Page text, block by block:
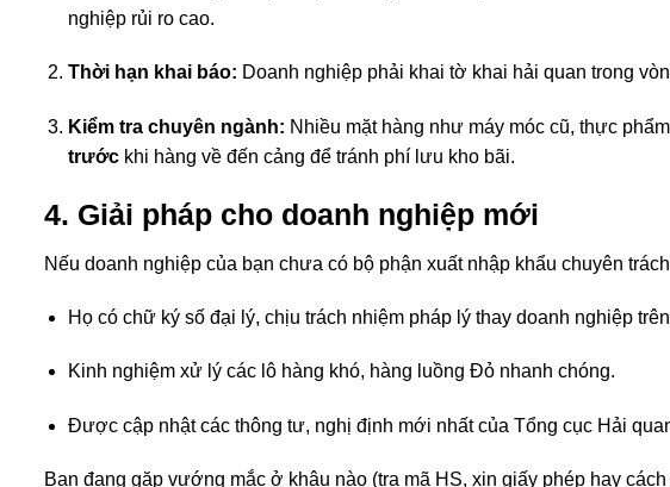
nghiệp rủi ro cao.
Thời hạn khai báo: Doanh nghiệp phải khai tờ khai hải quan trong
Kiểm tra chuyên ngành: Nhiều mặt hàng như máy móc cũ, thực
trước khi hàng về đến cảng để tránh phí lưu kho bãi.
4. Giải pháp cho doanh nghiệp mới
Nếu doanh nghiệp của bạn chưa có bộ phận xuất nhập khẩu chuyên
Họ có chữ ký số đại lý, chịu trách nhiệm pháp lý thay doanh nghiệp
Kinh nghiệm xử lý các lô hàng khó, hàng luồng Đỏ nhanh chóng.
Được cập nhật các thông tư, nghị định mới nhất của Tổng cục Hải
Bạn đang gặp vướng mắc ở khâu nào (tra mã HS, xin giấy phép hay